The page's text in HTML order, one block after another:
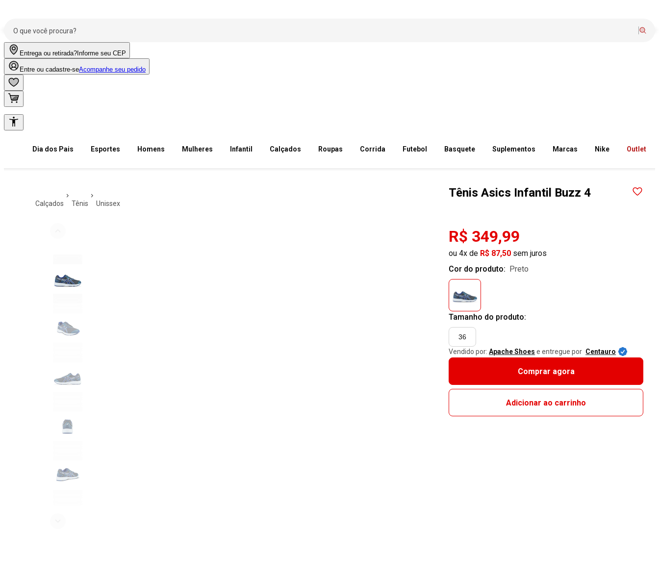
Entrega ou retirada? Informe seu CEP
Entre ou cadastre-seAcompanhe seu pedido
Dia dos Pais Esportes Homens Mulheres Infantil Calçados Roupas Corrida Futebol Basquete Suplementos Marcas Nike Outlet
calçados tênis unissex
Tênis Asics Infantil Buzz 4
R$ 349,99
ou 4x de R$ 87,50 sem juros
Cor do produto:
preto
Tamanho do produto:
36
Vendido por: Apache Shoes e entregue por Centauro
Comprar agora
Adicionar ao carrinho